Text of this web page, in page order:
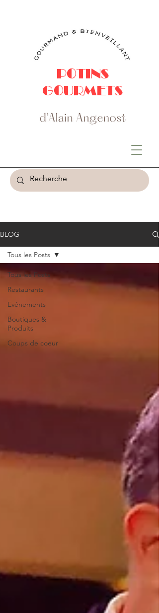
POTINS
GOURMETS
BLOG
Tous les Posts
Restaurants
Evénements
Boutiques &
Produits
Coups de coeur
Tous les Posts